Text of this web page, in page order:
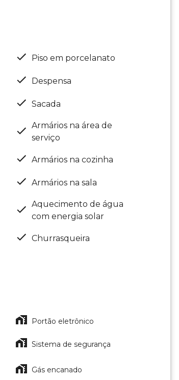
Piso em porcelanato
Despensa
Sacada
Armários na área de
serviço
Armários na cozinha
Armários na sala
Aquecimento de água
com energia solar
Churrasqueira
Portão eletrônico
Sistema de segurança
Gás encanado